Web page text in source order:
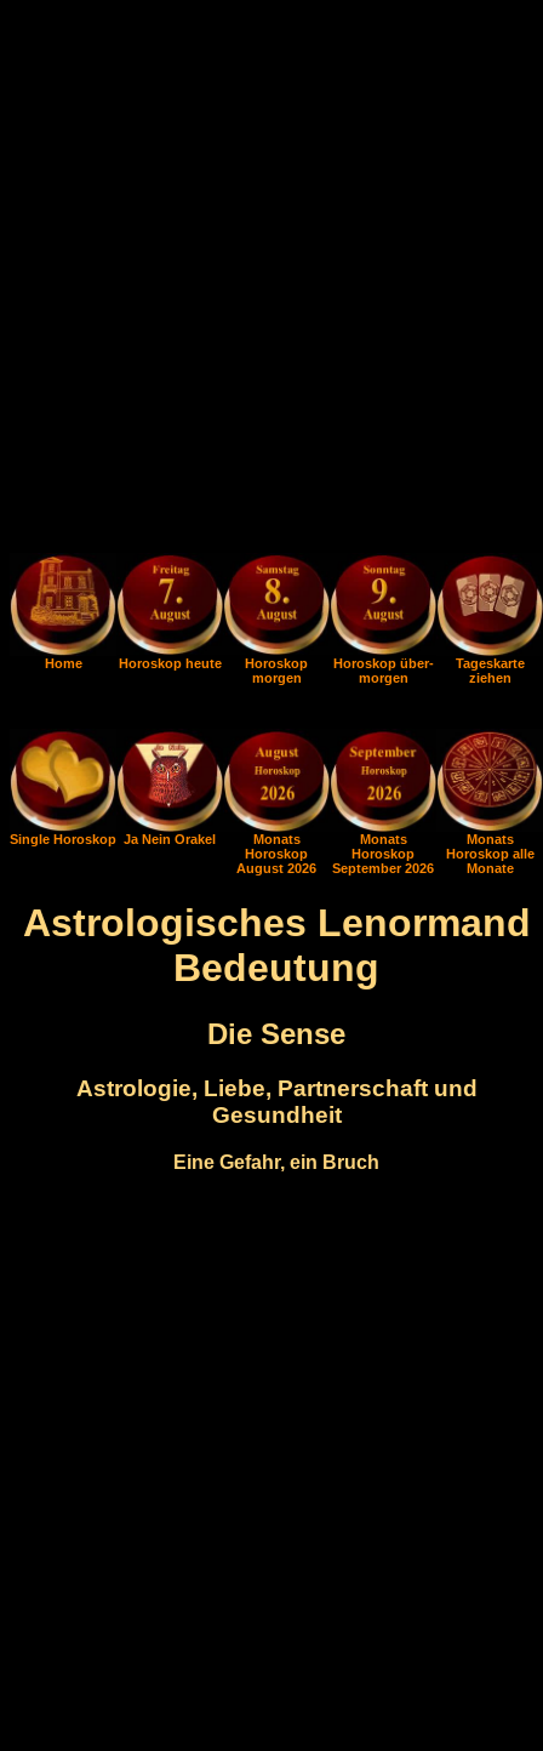
Home Horoskop heute
Horoskop
morgen
Horoskop über-
morgen
Tageskarte
ziehen
Single Horoskop Ja Nein Orakel
Monats
Horoskop
August 2026
Monats
Horoskop
September 2026
Monats
Horoskop alle
Monate
Astrologisches Lenormand
Bedeutung
Die Sense
Astrologie, Liebe, Partnerschaft und
Gesundheit
Eine Gefahr, ein Bruch